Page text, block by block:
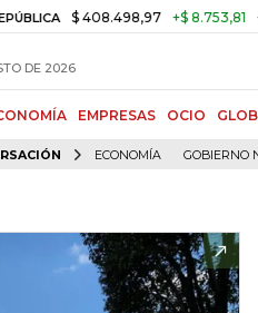
$ 408.498,97 +$ 8.753,81
DE 2026
EMPRESAS OCIO
ECONOMÍA GOBIERNO